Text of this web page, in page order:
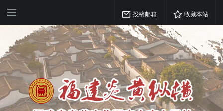
投稿邮箱 收藏本站